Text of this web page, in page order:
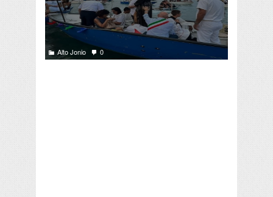
Alto Jonio 0